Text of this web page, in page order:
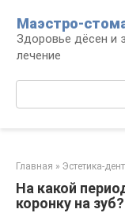
контенту
Маэстро-
Здоровье дёсен и
лечение
Главная » Эстетика-дент
На какой
коронку на зуб?